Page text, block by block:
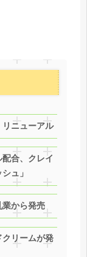
リニューアル
合、クレイ
ュ」
業から発売
リームが発